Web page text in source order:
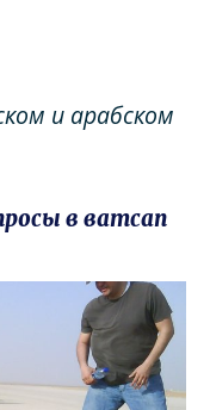
и арабском
в ватсап